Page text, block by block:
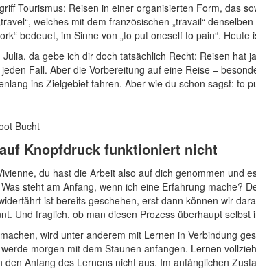
Tourismus: Reisen in einer organisierten Form, das
welches mit dem französischen „travail“
bedeuet, im Sinne von „to put oneself to pain“.
Julia, da gebe ich dir doch tatsächlich Recht: Reisen hat
Fall. Aber die Vorbereitung auf eine Reise –
ins Zielgebiet fahren. Aber wie du schon sagst: to
Knopfdruck funktioniert nicht
du hast die Arbeit also auf dich genommen und
steht am Anfang, wenn ich eine Erfahrung mache?
ist bereits geschehen, erst dann können wir
Und fraglich, ob man diesen Prozess überhaupt selbst
wird unter anderem mit Lernen in Verbindung
morgen mit dem Staunen anfangen. Lernen
den Anfang des Lernens nicht aus. Im anfänglichen